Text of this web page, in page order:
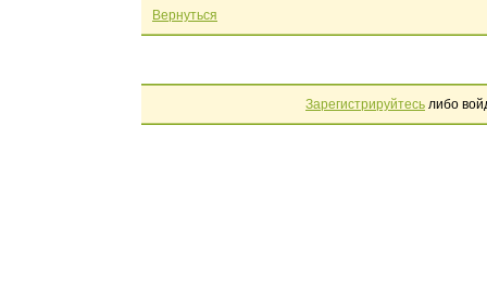
Вернуться
Зарегистрируйтесь либо